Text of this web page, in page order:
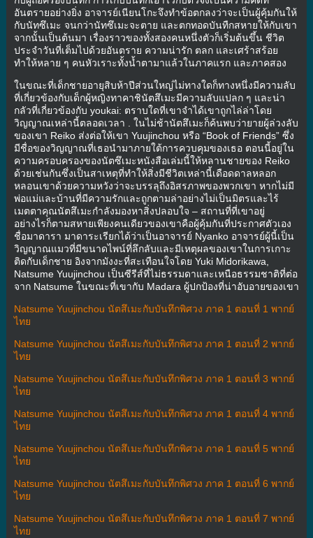
อันตรายอย่างยิ่ง อาจารย์เนียนโกะจึงทำข้อตกลงว่าจะเป็นผู้คุ้มกันให้
กับนัทซึเมะ จนกว่านัทซึเมะจะตาย และตกทอดบันทืกสหายให้กับเขา
จากนั้นเป็นต้นมา เรื่องราวของทั้งสองคนหนึ่งตัวก็เริ่มต้นขึ้น ชีวิต
ประจำวันที่เต็มไปด้วยอันตราย ความน่ารัก ตลก และเศร้าสร้อย
ทำให้หลาย ๆ คนหัวเราะทั้งน้ำตามาแล้วในภาคแรก และภาคสอง
ในขณะที่เด็กชายอายุสิบห้าปีส่วนใหญ่ไม่ทางใดก็ทางหนึ่งมีความลับ
ที่เกี่ยวข้องกับเด็กผู้หญิงทาคาชินัตสึเมะมีความลับแปลก ๆ และน่า
กลัวที่เกี่ยวข้องกับ youkai: ตราบใดที่เขาจำได้เขาถูกไล่ล่าโดย
วิญญาณเหล่านี้ตลอดเวลา . ในไม่ช้านัตสึเมะก็ค้นพบว่ายายผู้ล่วงลับ
ของเขา Reiko ส่งต่อให้เขา Yuujinchou หรือ “Book of Friends” ซึ่ง
มีชื่อของวิญญาณที่เธอนำมาภายใต้การควบคุมของเธอ ตอนนี้อยู่ใน
ความครอบครองของนัตซึเมะหนังสือเล่มนี้ให้หลานชายของ Reiko
ด้วยเช่นกันซึ่งเป็นสาเหตุที่ทำให้สิ่งมีชีวิตเหล่านี้เดือดดาลหลอก
หลอนเขาด้วยความหวังว่าจะบรรลุถึงอิสรภาพของพวกเขา หากไม่มี
พ่อแม่และบ้านที่มีความรักและถูกตามล่าอย่างไม่เป็นมิตรและไร้
เมตตาคุณนัตสึเมะกำลังมองหาสิ่งปลอบใจ – สถานที่ที่เขาอยู่
อย่างไรก็ตามสหายเพียงคนเดียวของเขาคือผู้คุ้มกันที่ประกาศตัวเอง
ชื่อมาดารา มาดาระเรียกได้ว่าเป็นอาจารย์ Nyanko อาจารย์ผู้นี้เป็น
วิญญาณแมวที่มีขนาดไพน์ที่ลึกลับและมีเหตุผลของเขาในการเกาะ
ติดกับเด็กชาย อิงจากมังงะที่สะเทือนใจโดย Yuki Midorikawa,
Natsume Yuujinchou เป็นซีรีส์ที่ไม่ธรรมดาและเหนือธรรมชาติที่ต่อ
จาก Natsume ในขณะที่เขากับ Madara ผู้ปกป้องที่น่าอับอายของเขา
Natsume Yuujinchou นัตสึเมะกับบันทึกพิศวง ภาค 1 ตอนที่ 1 พากย์
ไทย
Natsume Yuujinchou นัตสึเมะกับบันทึกพิศวง ภาค 1 ตอนที่ 2 พากย์
ไทย
Natsume Yuujinchou นัตสึเมะกับบันทึกพิศวง ภาค 1 ตอนที่ 3 พากย์
ไทย
Natsume Yuujinchou นัตสึเมะกับบันทึกพิศวง ภาค 1 ตอนที่ 4 พากย์
ไทย
Natsume Yuujinchou นัตสึเมะกับบันทึกพิศวง ภาค 1 ตอนที่ 5 พากย์
ไทย
Natsume Yuujinchou นัตสึเมะกับบันทึกพิศวง ภาค 1 ตอนที่ 6 พากย์
ไทย
Natsume Yuujinchou นัตสึเมะกับบันทึกพิศวง ภาค 1 ตอนที่ 7 พากย์
ไทย